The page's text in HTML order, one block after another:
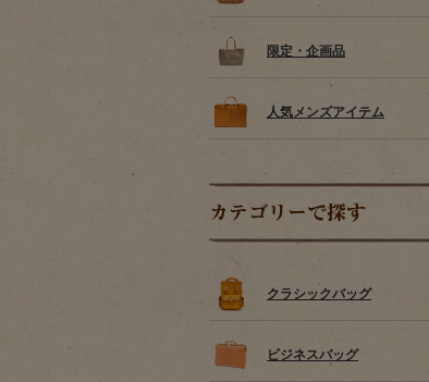
限定・企画品
人気メンズアイテム
カテゴリーで探す
クラシックバッグ
ビジネスバッグ